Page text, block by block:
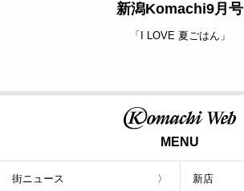
新潟Komachi9月号
「I LOVE 夏ごはん」
MENU
街ニュース 新店